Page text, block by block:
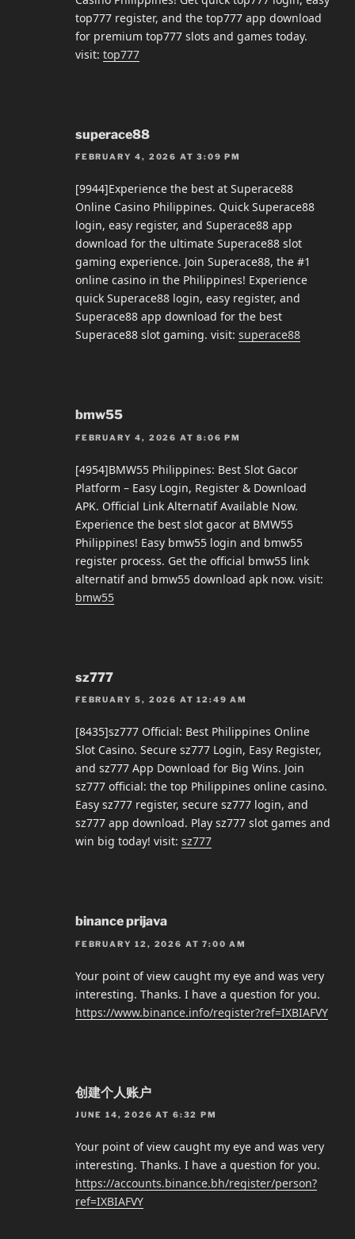
top777 register, and the top777 app download
for premium top777 slots and games today.
visit: top777
superace88
FEBRUARY 4, 2026 AT 3:09 PM
[9944]Experience the best at Superace88
Online Casino Philippines. Quick Superace88
login, easy register, and Superace88 app
download for the ultimate Superace88 slot
gaming experience. Join Superace88, the #1
online casino in the Philippines! Experience
quick Superace88 login, easy register, and
Superace88 app download for the best
Superace88 slot gaming. visit: superace88
bmw55
FEBRUARY 4, 2026 AT 8:06 PM
[4954]BMW55 Philippines: Best Slot Gacor
Platform – Easy Login, Register & Download
APK. Official Link Alternatif Available Now.
Experience the best slot gacor at BMW55
Philippines! Easy bmw55 login and bmw55
register process. Get the official bmw55 link
alternatif and bmw55 download apk now. visit:
bmw55
sz777
FEBRUARY 5, 2026 AT 12:49 AM
[8435]sz777 Official: Best Philippines Online
Slot Casino. Secure sz777 Login, Easy Register,
and sz777 App Download for Big Wins. Join
sz777 official: the top Philippines online casino.
Easy sz777 register, secure sz777 login, and
sz777 app download. Play sz777 slot games and
win big today! visit: sz777
binance prijava
FEBRUARY 12, 2026 AT 7:00 AM
Your point of view caught my eye and was very
interesting. Thanks. I have a question for you.
https://www.binance.info/register?ref=IXBIAFVY
创建个人账户
JUNE 14, 2026 AT 6:32 PM
Your point of view caught my eye and was very
interesting. Thanks. I have a question for you.
https://accounts.binance.bh/register/person?
ref=IXBIAFVY